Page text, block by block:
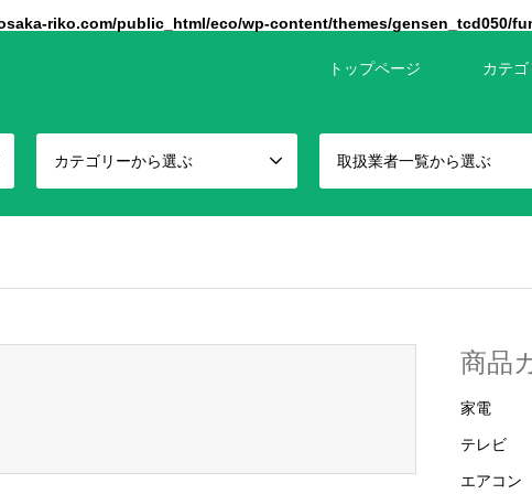
riko.com/public_html/eco/wp-content/themes/gensen_tcd050/
トップページ カテ
カテゴリーから選ぶ 取扱業者一覧から選ぶ
商品
家電
テレビ
エアコン